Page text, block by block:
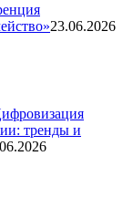
23.06.2026
тренды и